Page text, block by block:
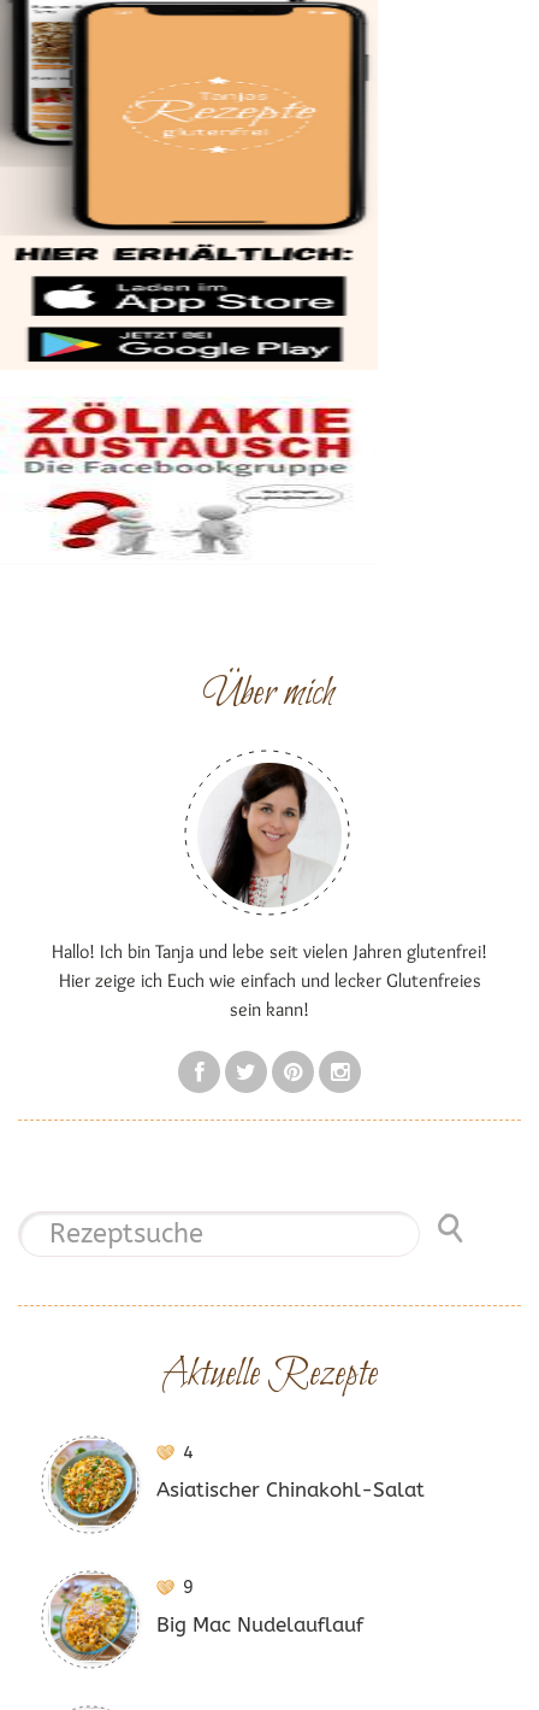
Über mich
Hallo! Ich bin Tanja und lebe seit vielen Jahren glutenfrei!
Hier zeige ich Euch wie einfach und lecker Glutenfreies
sein kann!
Aktuelle Rezepte
4
Asiatischer Chinakohl-Salat
9
Big Mac Nudelauflauf